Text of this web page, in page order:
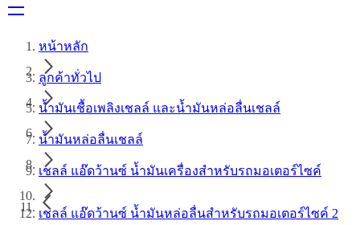
หน้าหลัก
ลูกค้าทั่วไป
น้ำมันเชื้อเพลิงเชลล์ และน้ำมันหล่อลื่นเชลล์
น้ำมันหล่อลื่นเชลล์
เชลล์ แอ๊ดว้านซ์ น้ำมันเครื่องสำหรับรถมอเตอร์ไซค์
เชลล์ แอ๊ดว้านซ์ น้ำมันหล่อลื่นสำหรับรถมอเตอร์ไซค์ 2